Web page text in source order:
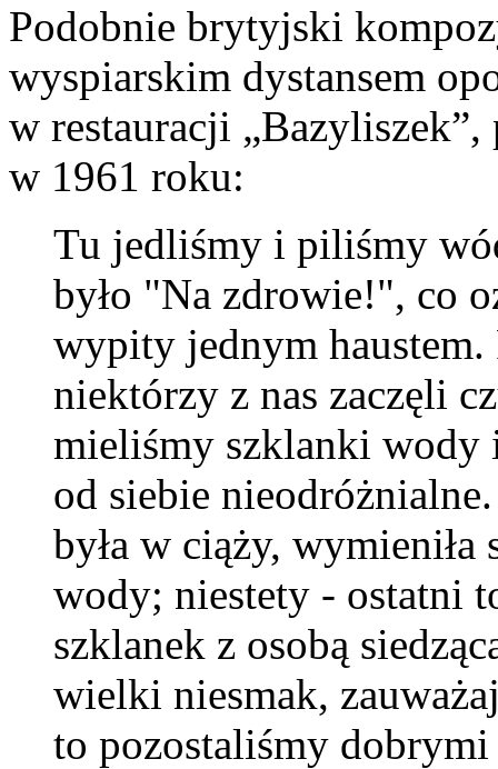
Podobnie brytyjski
wyspiarskim dystansem
w restauracji „Bazyliszek”,
w 1961 roku:
Tu jedliśmy i piliśmy
było "Na zdrowie!", co
wypity jednym
niektórzy z nas zaczęli
mieliśmy szklanki wody
od siebie
była w ciąży,
wody; niestety - ostatni
szklanek z osobą
wielki niesmak,
to pozostaliśmy